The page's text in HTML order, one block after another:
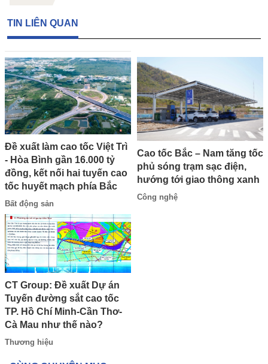
TIN LIÊN QUAN
Đề xuất làm cao tốc Việt Trì
- Hòa Bình gần 16.000 tỷ
đồng, kết nối hai tuyến cao
tốc huyết mạch phía Bắc
Bất động sản
Cao tốc Bắc – Nam tăng tốc
phủ sóng trạm sạc điện,
hướng tới giao thông xanh
Công nghệ
CT Group: Đề xuất Dự án
Tuyến đường sắt cao tốc
TP. Hồ Chí Minh-Cần Thơ-
Cà Mau như thế nào?
Thương hiệu